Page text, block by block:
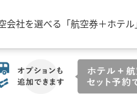
会社を選べる「航空券＋ホテル